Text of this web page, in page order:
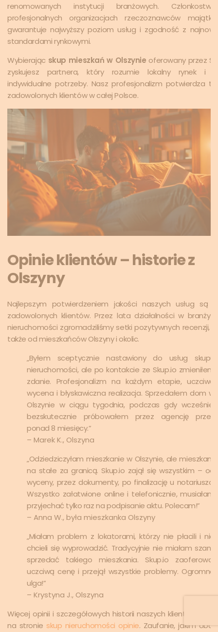
renomowanych instytucji branżowych.
profesjonalnych organizacjach rzeczoznawców
gwarantuje najwyższy poziom usług i zgodność z
standardami rynkowymi.
Wybierając skup mieszkań w Olszynie oferowany przez
zyskujesz partnera, który rozumie lokalny rynek i
indywidualne potrzeby. Nasz profesjonalizm potwierdza
zadowolonych klientów w całej Polsce.
Opinie klientów – historie z
Olszyny
Najlepszym potwierdzeniem jakości naszych usług są
zadowolonych klientów. Przez lata działalności w branży
nieruchomości zgromadziliśmy setki pozytywnych recenzji,
także od mieszkańców Olszyny i okolic.
„Byłem sceptycznie nastawiony do usług skupu
nieruchomości, ale po kontakcie ze Skup.io zmieniłem
zdanie. Profesjonalizm na każdym etapie, uczciwa
wycena i błyskawiczna realizacja. Sprzedałem dom w
Olszynie w ciągu tygodnia, podczas gdy wcześniej
bezskutecznie próbowałem przez agencję przez
ponad 8 miesięcy.”
– Marek K., Olszyna
„Odziedziczyłam mieszkanie w Olszynie, ale mieszkam
na stałe za granicą. Skup.io zajął się wszystkim – od
wyceny, przez dokumenty, po finalizację u notariusza.
Wszystko załatwione online i telefonicznie, musiałam
przyjechać tylko raz na podpisanie aktu. Polecam!”
– Anna W., była mieszkanka Olszyny
„Miałam problem z lokatorami, którzy nie płacili i nie
chcieli się wyprowadzić. Tradycyjnie nie miałam szans
sprzedać takiego mieszkania. Skup.io zaoferował
uczciwą cenę i przejął wszystkie problemy. Ogromna
ulga!”
– Krystyna J., Olszyna
Więcej opinii i szczegółowych historii naszych klientów
na stronie skup nieruchomości opinie. Zaufanie, jakim